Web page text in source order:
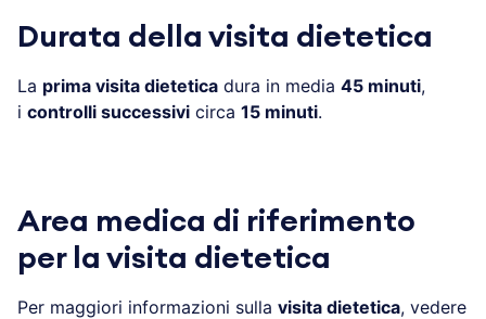
Durata della visita dietetica
La prima visita dietetica dura in media 45 minuti,
i controlli successivi circa 15 minuti.
Area medica di riferimento
per la visita dietetica
Per maggiori informazioni sulla visita dietetica, vedere